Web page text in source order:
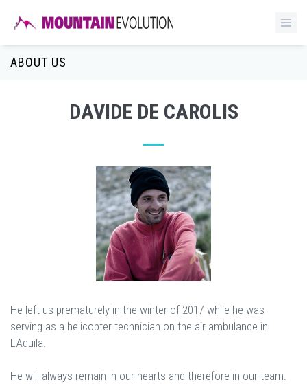
ABOUT US
DAVIDE DE CAROLIS
He left us prematurely in the winter of 2017 while he was
serving as a helicopter technician on the air ambulance in
L'Aquila.
He will always remain in our hearts and therefore in our team.